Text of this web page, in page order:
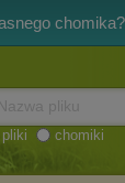
chomika?
pliki chomiki